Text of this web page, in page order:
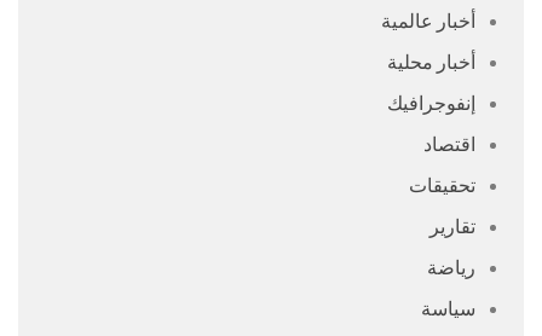
أخبار عالمية
أخبار محلية
إنفوجرافيك
اقتصاد
تحقيقات
تقارير
رياضة
سياسة